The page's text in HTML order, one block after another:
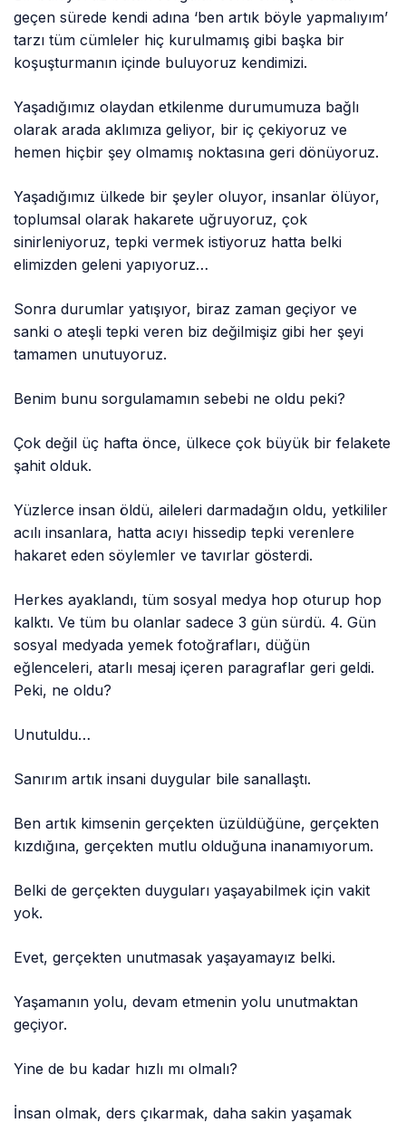
geçen sürede kendi adına ‘ben artık böyle yapmalıyım’
tarzı tüm cümleler hiç kurulmamış gibi başka bir
koşuşturmanın içinde buluyoruz kendimizi.
Yaşadığımız olaydan etkilenme durumumuza bağlı
olarak arada aklımıza geliyor, bir iç çekiyoruz ve
hemen hiçbir şey olmamış noktasına geri dönüyoruz.
Yaşadığımız ülkede bir şeyler oluyor, insanlar ölüyor,
toplumsal olarak hakarete uğruyoruz, çok
sinirleniyoruz, tepki vermek istiyoruz hatta belki
elimizden geleni yapıyoruz…
Sonra durumlar yatışıyor, biraz zaman geçiyor ve
sanki o ateşli tepki veren biz değilmişiz gibi her şeyi
tamamen unutuyoruz.
Benim bunu sorgulamamın sebebi ne oldu peki?
Çok değil üç hafta önce, ülkece çok büyük bir felakete
şahit olduk.
Yüzlerce insan öldü, aileleri darmadağın oldu, yetkililer
acılı insanlara, hatta acıyı hissedip tepki verenlere
hakaret eden söylemler ve tavırlar gösterdi.
Herkes ayaklandı, tüm sosyal medya hop oturup hop
kalktı. Ve tüm bu olanlar sadece 3 gün sürdü. 4. Gün
sosyal medyada yemek fotoğrafları, düğün
eğlenceleri, atarlı mesaj içeren paragraflar geri geldi.
Peki, ne oldu?
Unutuldu…
Sanırım artık insani duygular bile sanallaştı.
Ben artık kimsenin gerçekten üzüldüğüne, gerçekten
kızdığına, gerçekten mutlu olduğuna inanamıyorum.
Belki de gerçekten duyguları yaşayabilmek için vakit
yok.
Evet, gerçekten unutmasak yaşayamayız belki.
Yaşamanın yolu, devam etmenin yolu unutmaktan
geçiyor.
Yine de bu kadar hızlı mı olmalı?
İnsan olmak, ders çıkarmak, daha sakin yaşamak